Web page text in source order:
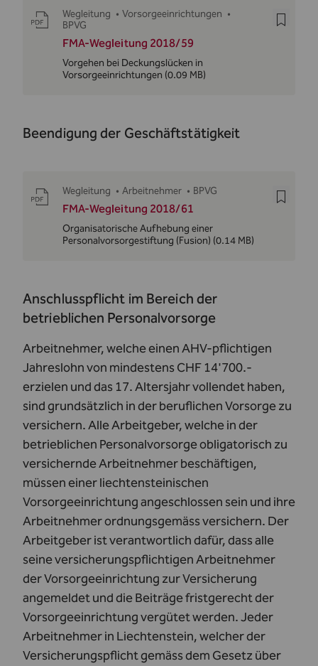
Wegleitung • Vorsorgeeinrichtungen •
BPVG
FMA-Wegleitung 2018/59
Vorgehen bei Deckungslücken in
Vorsorgeeinrichtungen (0.09 MB)
Beendigung der Geschäftstätigkeit
Wegleitung • Arbeitnehmer • BPVG
FMA-Wegleitung 2018/61
Organisatorische Aufhebung einer
Personalvorsorgestiftung (Fusion) (0.14 MB)
Anschlusspflicht im Bereich der
betrieblichen Personalvorsorge
Arbeitnehmer, welche einen AHV-pflichtigen
Jahreslohn von mindestens CHF 14'700.-
erzielen und das 17. Altersjahr vollendet haben,
sind grundsätzlich in der beruflichen Vorsorge zu
versichern. Alle Arbeitgeber, welche in der
betrieblichen Personalvorsorge obligatorisch zu
versichernde Arbeitnehmer beschäftigen,
müssen einer liechtensteinischen
Vorsorgeeinrichtung angeschlossen sein und ihre
Arbeitnehmer ordnungsgemäss versichern. Der
Arbeitgeber ist verantwortlich dafür, dass alle
seine versicherungspflichtigen Arbeitnehmer
der Vorsorgeeinrichtung zur Versicherung
angemeldet und die Beiträge fristgerecht der
Vorsorgeeinrichtung vergütet werden. Jeder
Arbeitnehmer in Liechtenstein, welcher der
Versicherungspflicht gemäss dem Gesetz über